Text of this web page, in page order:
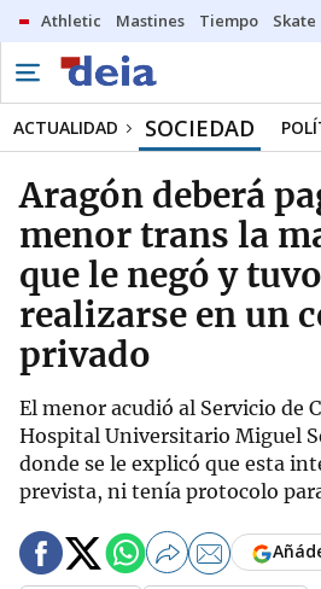
Athletic Mastines Tiempo Skate
ACTUALIDAD SOCIEDAD
Aragón deberá
menor trans la
que le negó y
realizarse en un
privado
El menor acudió al Servicio de
Hospital Universitario Miguel
donde se le explicó que esta
prevista, ni tenía protocolo